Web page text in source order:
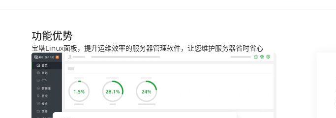
功能优势
宝塔Linux面板，提升运维效率的服务器管理软件，让您维护服务器省时省心